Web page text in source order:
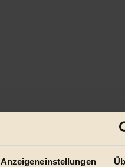
Anzeigeneinstellungen